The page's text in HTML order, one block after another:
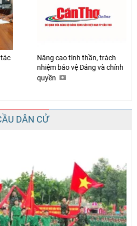
Nâng cao tinh thần, trách
nhiệm bảo vệ Đảng và chính
quyền
DÂN CỬ